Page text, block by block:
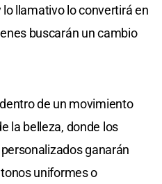
llamativo lo convertirá en
buscarán un cambio
de un movimiento
la belleza, donde los
ganarán
uniformes o